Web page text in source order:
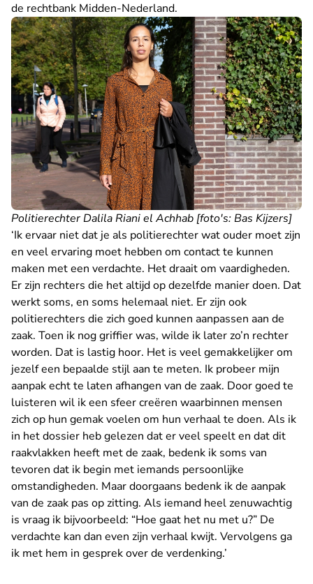
de rechtbank Midden-Nederland.
Politierechter Dalila Riani el Achhab [foto's: Bas Kijzers]
‘Ik ervaar niet dat je als politierechter wat ouder moet zijn
en veel ervaring moet hebben om contact te kunnen
maken met een verdachte. Het draait om vaardigheden.
Er zijn rechters die het altijd op dezelfde manier doen. Dat
werkt soms, en soms helemaal niet. Er zijn ook
politierechters die zich goed kunnen aanpassen aan de
zaak. Toen ik nog griffier was, wilde ik later zo’n rechter
worden. Dat is lastig hoor. Het is veel gemakkelijker om
jezelf een bepaalde stijl aan te meten. Ik probeer mijn
aanpak echt te laten afhangen van de zaak. Door goed te
luisteren wil ik een sfeer creëren waarbinnen mensen
zich op hun gemak voelen om hun verhaal te doen. Als ik
in het dossier heb gelezen dat er veel speelt en dat dit
raakvlakken heeft met de zaak, bedenk ik soms van
tevoren dat ik begin met iemands persoonlijke
omstandigheden. Maar doorgaans bedenk ik de aanpak
van de zaak pas op zitting. Als iemand heel zenuwachtig
is vraag ik bijvoorbeeld: “Hoe gaat het nu met u?” De
verdachte kan dan even zijn verhaal kwijt. Vervolgens ga
ik met hem in gesprek over de verdenking.’